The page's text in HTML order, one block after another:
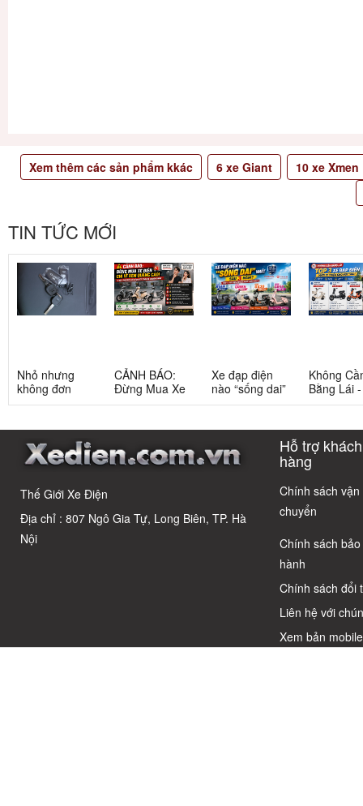
Xem thêm các sản phẩm kkác 6xe Giant 10xe Xmen
TIN TỨC MỚI
Nhỏ nhưng
không đơn
giản: Sự thật
học sinh cấp 2
CẢNH BÁO:
Đừng Mua Xe
Điện Chỉ Vì
Cáo! 5 Bẫy
Quyết Chọn Xe
Chuẩn Chỉnh
Xe đạp điện
nào “sống dai”
nhất sau 5
có câu trả lời
Không
Bằng Lái
3 Xe Đạp
Cho Học
Thế Giới Xe Điện
Địa chỉ : 807 Ngô Gia Tự, Long Biên, TP. Hà
Nội
Hỗ trợ khách
hàng
Chính sách vận
chuyển
Chính sách bảo
hành
Chính sách đổi
Liên hệ với
Xem bản